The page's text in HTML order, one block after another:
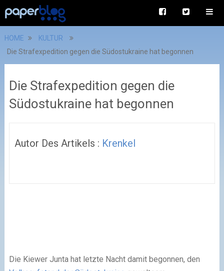
HOME
KULTUR
Die Strafexpedition gegen die Südostukraine hat begonnen
Die Strafexpedition gegen die
Südostukraine hat begonnen
Autor Des Artikels : Krenkel
Die Kiewer Junta hat letzte Nacht damit begonnen, den